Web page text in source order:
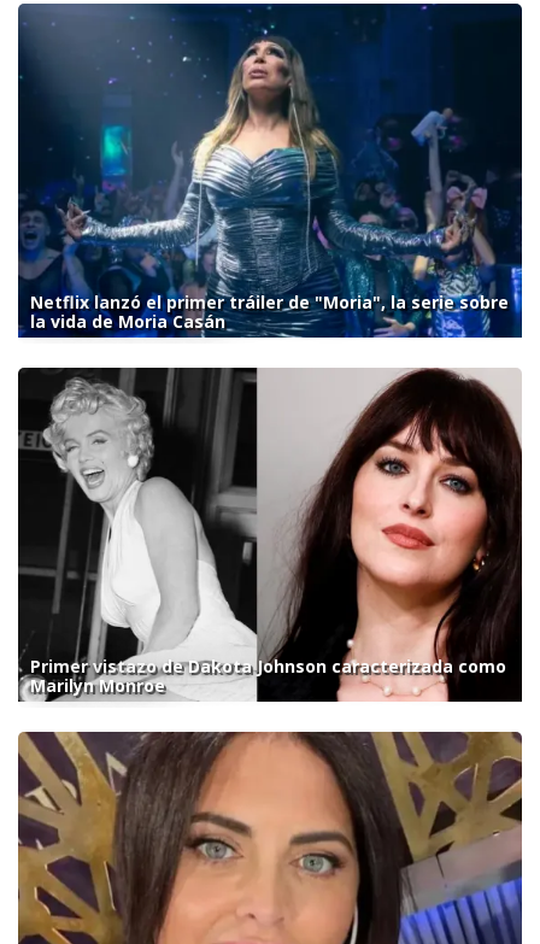
Netflix lanzó el primer tráiler de "Moria", la serie sobre
la vida de Moria Casán
Primer vistazo de Dakota Johnson caracterizada como
Marilyn Monroe